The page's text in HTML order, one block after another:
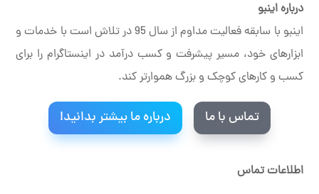
درباره اینبو
اینبو با سابقه فعالیت مداوم از سال 95 در تلاش است با خدمات و
ابزارهای خود، مسیر پیشرفت و کسب درآمد در اینستاگرام را برای
کسب و کارهای کوچک و بزرگ هموارتر کند.
تماس با ما درباره ما بیشتر بدانید!
اطلاعات تماس